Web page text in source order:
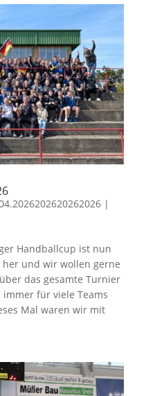
|
Handballcup ist nun
und wir wollen gerne
das gesamte Turnier
für viele Teams
Mal waren wir mit